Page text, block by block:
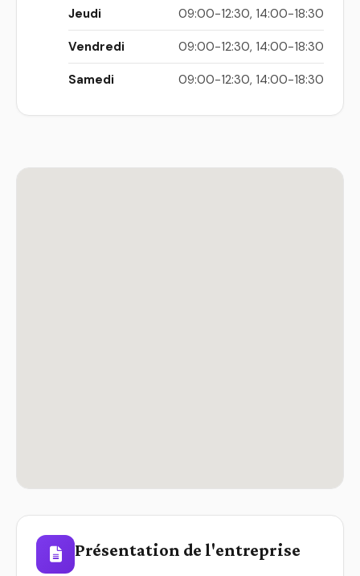
Jeudi 09:00-12:30, 14:00-18:30
Vendredi 09:00-12:30, 14:00-18:30
Samedi 09:00-12:30, 14:00-18:30
Présentation de l'entreprise